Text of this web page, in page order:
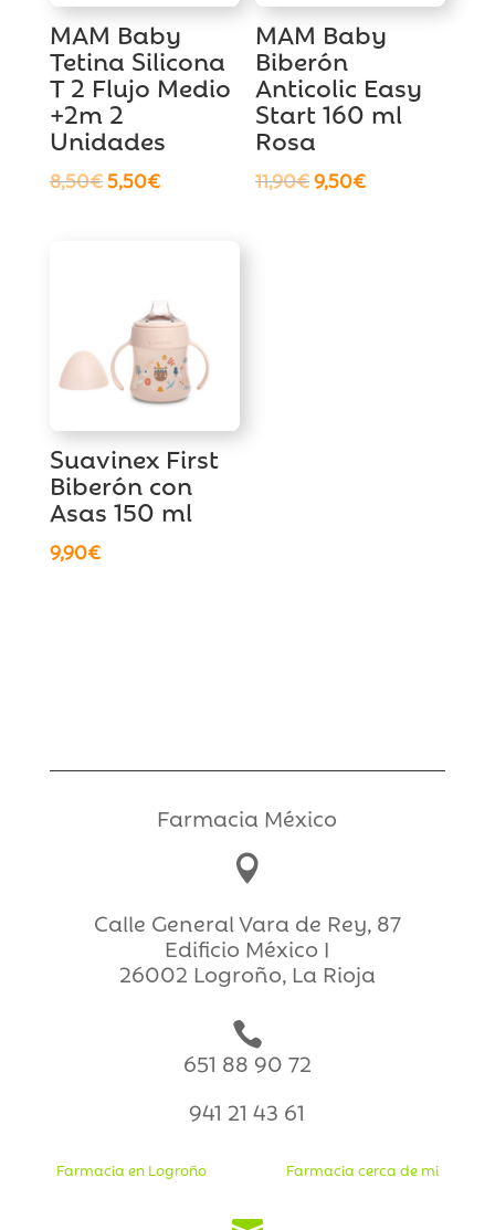
MAM Baby
Tetina Silicona
T 2 Flujo Medio
+2m 2
Unidades
8,50€El
5,50€El
MAM Baby
Biberón
Anticolic Easy
Start 160 ml
Rosa
11,90€El
9,50€El
Suavinex First
Biberón con
Asas 150 ml
9,90€
Farmacia México

Calle General Vara de Rey, 87
Edificio México I
26002 Logroño, La Rioja

651 88 90 72
941 21 43 61
Farmacia en Logroño Farmacia cerca de mi